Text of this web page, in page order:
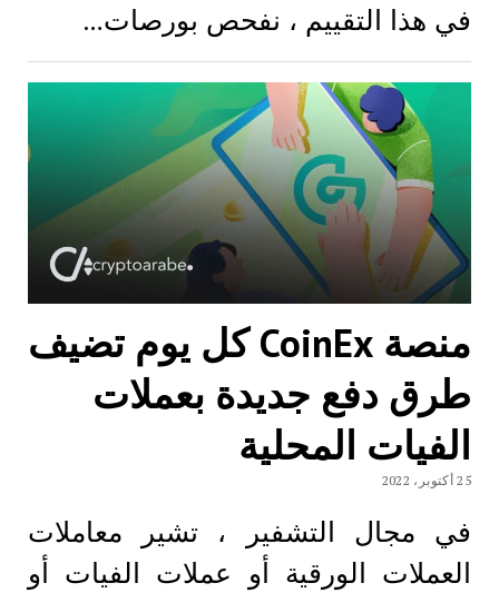
في هذا التقييم ، نفحص بورصات…
منصة CoinEx كل يوم تضيف
طرق دفع جديدة بعملات
الفيات المحلية
25 أكتوبر، 2022
في مجال التشفير ، تشير معاملات
العملات الورقية أو عملات الفيات أو